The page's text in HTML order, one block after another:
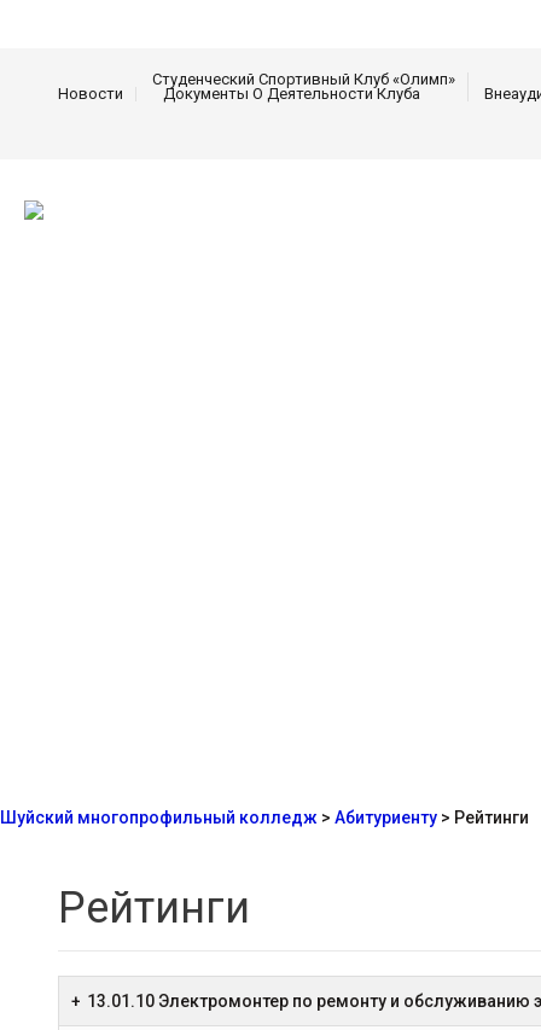
Новости
Студенческий Спортивный Клуб «Олимп»
Документы О Деятельности Клуба
Шуйский многопрофильный колледж > Абитуриенту > Рейтинги
Рейтинги
13.01.10 Электромонтер по ремонту и обслуживанию